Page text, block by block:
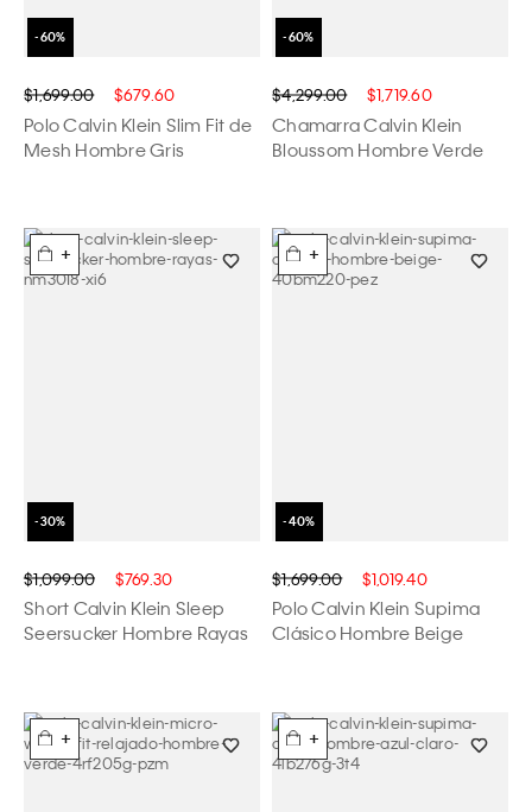
$1,699.00 $679.60
Polo Calvin Klein Slim Fit de
Mesh Hombre Gris
$4,299.00 $1,719.60
Chamarra Calvin Klein
Bloussom Hombre Verde
+
$1,099.00 $769.30
Short Calvin Klein Sleep
Seersucker Hombre Rayas
+
$1,699.00 $1,019.40
Polo Calvin Klein Supima
Clásico Hombre Beige
+ +